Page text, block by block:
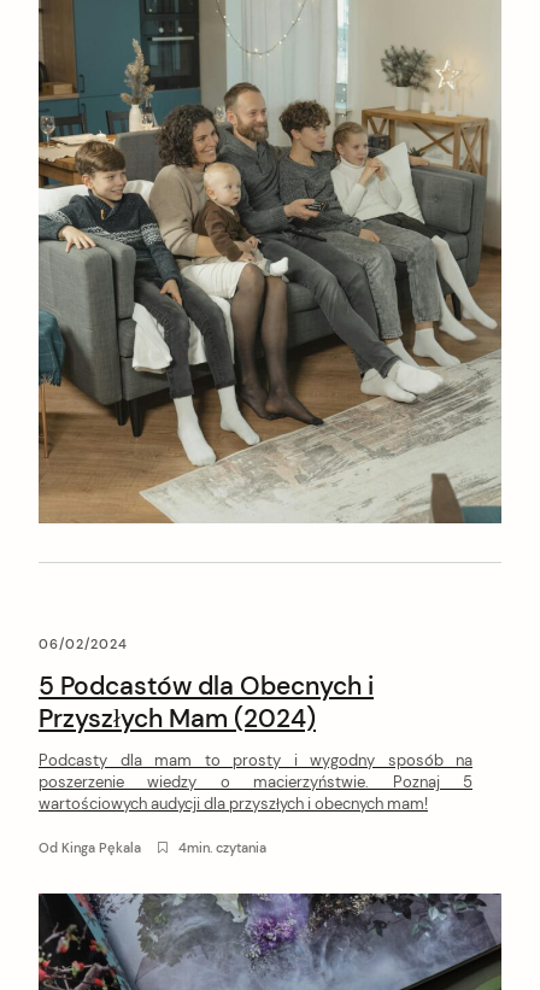
06/02/2024
5 Podcastów dla Obecnych i
Przyszłych Mam (2024)
Podcasty dla mam to prosty i wygodny sposób na
poszerzenie wiedzy o macierzyństwie. Poznaj 5
wartościowych audycji dla przyszłych i obecnych mam!
Od Kinga Pękala 4min. czytania